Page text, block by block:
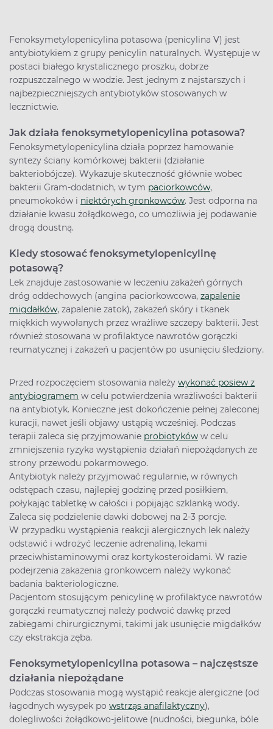
Fenoksymetylopenicylina potasowa (penicylina V) jest
antybiotykiem z grupy penicylin naturalnych. Występuje w
postaci białego krystalicznego proszku, dobrze
rozpuszczalnego w wodzie. Jest jednym z najstarszych i
najbezpieczniejszych antybiotyków stosowanych w
lecznictwie.
Jak działa fenoksymetylopenicylina potasowa?
Fenoksymetylopenicylina działa poprzez hamowanie
syntezy ściany komórkowej bakterii (działanie
bakteriobójcze). Wykazuje skuteczność głównie wobec
bakterii Gram-dodatnich, w tym paciorkowców,
pneumokoków i niektórych gronkowców. Jest odporna na
działanie kwasu żołądkowego, co umożliwia jej podawanie
drogą doustną.
Kiedy stosować fenoksymetylopenicylinę
potasową?
Lek znajduje zastosowanie w leczeniu zakażeń górnych
dróg oddechowych (angina paciorkowcowa, zapalenie
migdałków, zapalenie zatok), zakażeń skóry i tkanek
miękkich wywołanych przez wrażliwe szczepy bakterii. Jest
również stosowana w profilaktyce nawrotów gorączki
reumatycznej i zakażeń u pacjentów po usunięciu śledziony.
Przed rozpoczęciem stosowania należy wykonać posiew z
antybiogramem w celu potwierdzenia wrażliwości bakterii
na antybiotyk. Konieczne jest dokończenie pełnej zaleconej
kuracji, nawet jeśli objawy ustąpią wcześniej. Podczas
terapii zaleca się przyjmowanie probiotyków w celu
zmniejszenia ryzyka wystąpienia działań niepożądanych ze
strony przewodu pokarmowego.
Antybiotyk należy przyjmować regularnie, w równych
odstępach czasu, najlepiej godzinę przed posiłkiem,
połykając tabletkę w całości i popijając szklanką wody.
Zaleca się podzielenie dawki dobowej na 2-3 porcje.
W przypadku wystąpienia reakcji alergicznych lek należy
odstawić i wdrożyć leczenie adrenaliną, lekami
przeciwhistaminowymi oraz kortykosteroidami. W razie
podejrzenia zakażenia gronkowcem należy wykonać
badania bakteriologiczne.
Pacjentom stosującym penicylinę w profilaktyce nawrotów
gorączki reumatycznej należy podwoić dawkę przed
zabiegami chirurgicznymi, takimi jak usunięcie migdałków
czy ekstrakcja zęba.
Fenoksymetylopenicylina potasowa – najczęstsze
działania niepożądane
Podczas stosowania mogą wystąpić reakcje alergiczne (od
łagodnych wysypek po wstrząs anafilaktyczny),
dolegliwości żołądkowo-jelitowe (nudności, biegunka, bóle